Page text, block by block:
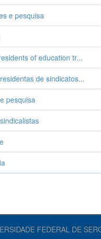
e pesquisa
of education tr...
de sindicatos...
pesquisa
FEDERAL DE